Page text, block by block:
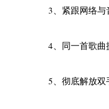
3、紧跟网络与
4、同一首歌曲
5、彻底解放双